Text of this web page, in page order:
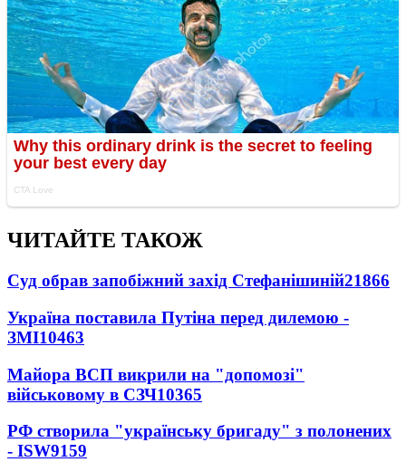
ЧИТАЙТЕ ТАКОЖ
Суд обрав запобіжний захід Стефанішиній21866
Україна поставила Путіна перед дилемою -
ЗМІ10463
Майора ВСП викрили на "допомозі"
військовому в СЗЧ10365
РФ створила "українську бригаду" з полонених
- ISW9159